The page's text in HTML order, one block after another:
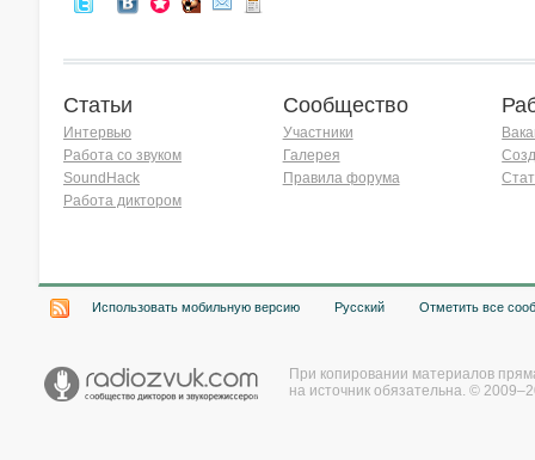
Статьи
Интервью
Работа со звуком
SoundHack
Работа диктором
Сообщество
Участники
Галерея
Правила форума
Использовать мобильную версию Русский Отметить все
При копировании материалов
на источник обязательна. ©